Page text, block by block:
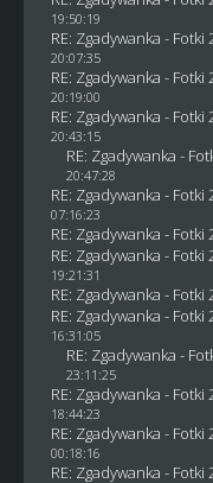
19:50:19
RE: Zgadywanka - Fotki
20:07:35
RE: Zgadywanka - Fotki
20:19:00
RE: Zgadywanka - Fotki
20:43:15
RE: Zgadywanka -
20:47:28
RE: Zgadywanka - Fotki
07:16:23
RE: Zgadywanka - Fotki
RE: Zgadywanka - Fotki
19:21:31
RE: Zgadywanka - Fotki
RE: Zgadywanka - Fotki
16:31:05
RE: Zgadywanka -
23:11:25
RE: Zgadywanka - Fotki
18:44:23
RE: Zgadywanka - Fotki
00:18:16
RE: Zgadywanka - Fotki